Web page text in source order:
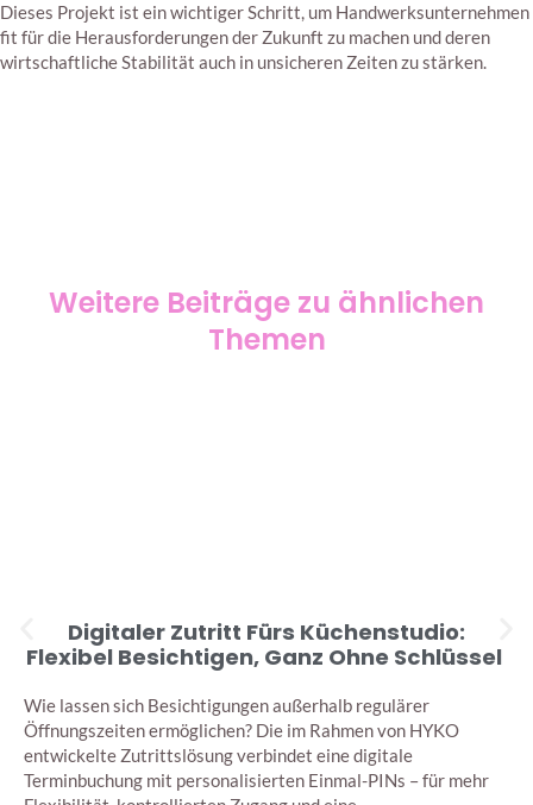
Dieses Projekt ist ein wichtiger Schritt, um Handwerksunternehmen
fit für die Herausforderungen der Zukunft zu machen und deren
wirtschaftliche Stabilität auch in unsicheren Zeiten zu stärken.
Weitere Beiträge zu ähnlichen
Themen
Digitaler Zutritt Fürs Küchenstudio:
Flexibel Besichtigen, Ganz Ohne Schlüssel
Wie lassen sich Besichtigungen außerhalb regulärer
Öffnungszeiten ermöglichen? Die im Rahmen von HYKO
entwickelte Zutrittslösung verbindet eine digitale
Terminbuchung mit personalisierten Einmal-PINs – für mehr